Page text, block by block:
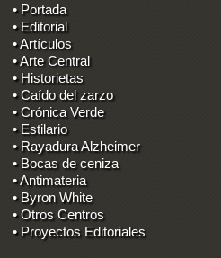
• Portada
• Editorial
• Artículos
• Arte Central
• Historietas
• Caído del zarzo
• Crónica Verde
• Estilario
• Rayadura Alzheimer
• Bocas de ceniza
• Antimateria
• Byron White
• Otros Centros
• Proyectos Editoriales